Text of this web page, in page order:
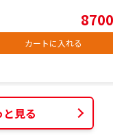
8700
カートに入れる
見る